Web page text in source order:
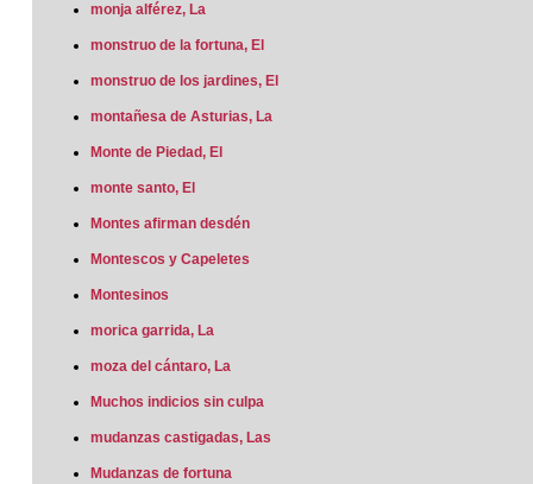
monja alférez, La
monstruo de la fortuna, El
monstruo de los jardines, El
montañesa de Asturias, La
Monte de Piedad, El
monte santo, El
Montes afirman desdén
Montescos y Capeletes
Montesinos
morica garrida, La
moza del cántaro, La
Muchos indicios sin culpa
mudanzas castigadas, Las
Mudanzas de fortuna